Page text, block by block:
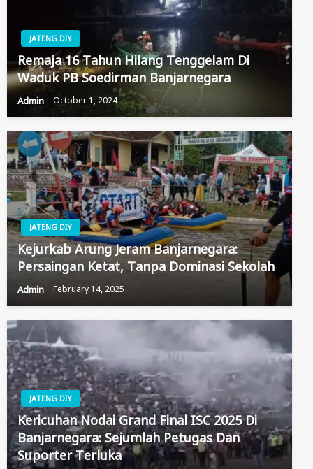
JATENG DIY
Remaja 16 Tahun Hilang Tenggelam Di
Waduk PB Soedirman Banjarnegara
Admin October 1, 2024
JATENG DIY
Kejurkab Arung Jeram Banjarnegara:
Persaingan Ketat, Tanpa Dominasi Sekolah
Admin February 14, 2025
JATENG DIY
Kericuhan Nodai Grand Final ISC 2025 Di
Banjarnegara: Sejumlah Petugas Dan
Suporter Terluka